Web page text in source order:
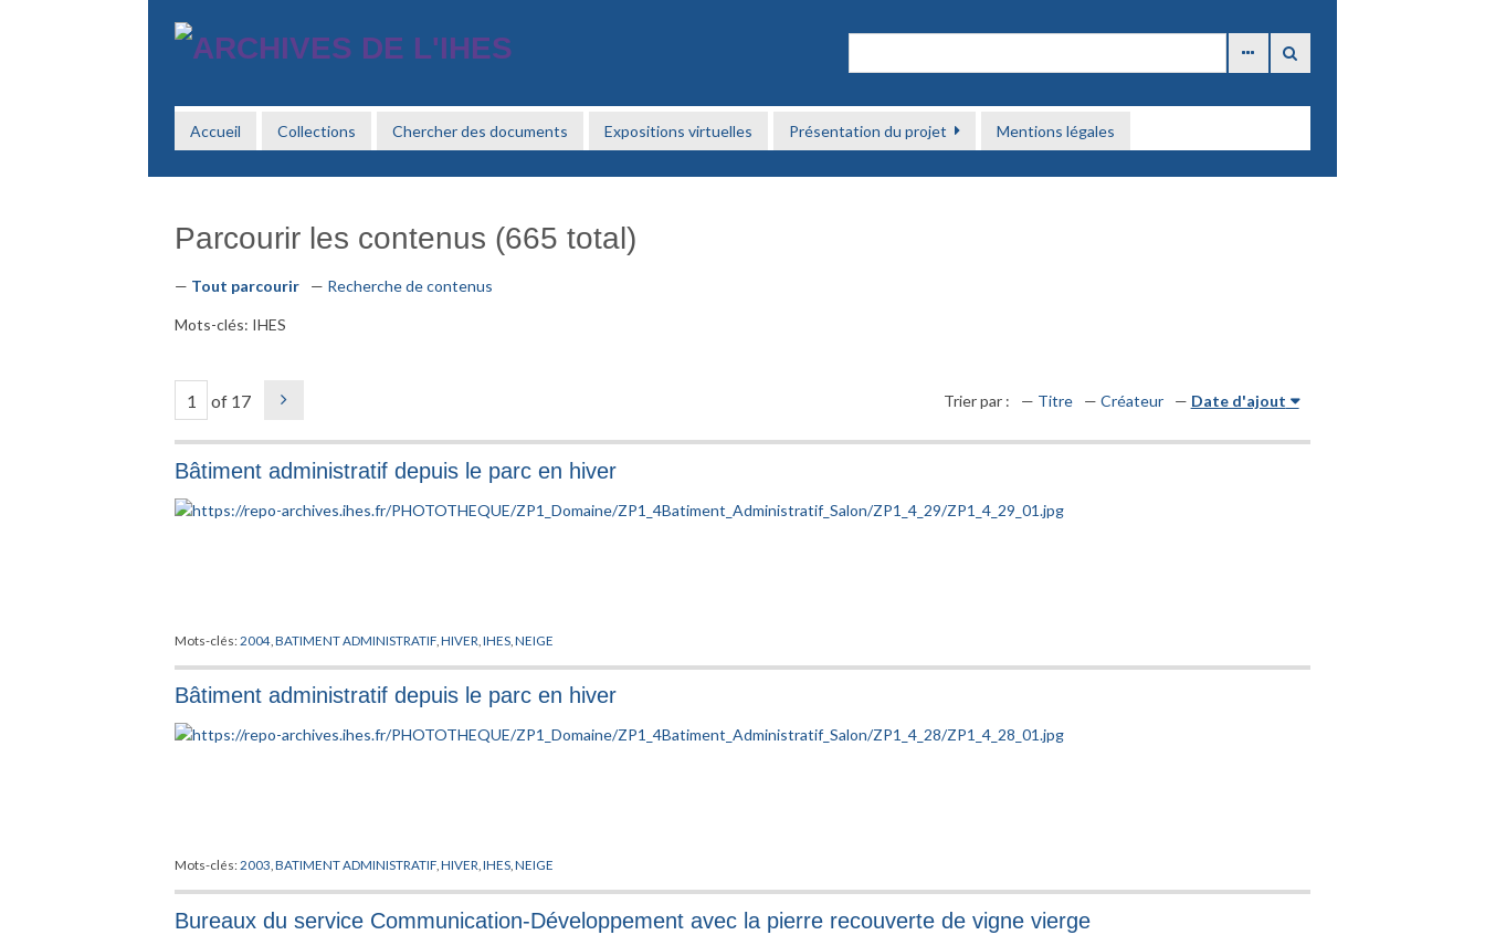
Accueil Collections Chercher des documents Expositions virtuelles Présentation du projet Mentions légales
Parcourir les contenus (665 total)
Tout parcourir Recherche de contenus
Mots-clés: IHES
of 17 Trier par : Titre Créateur Date d'ajout
Bâtiment administratif depuis le parc en hiver
Mots-clés: 2004 ,BATIMENT ADMINISTRATIF ,HIVER ,IHES ,NEIGE
Bâtiment administratif depuis le parc en hiver
Mots-clés: 2003 ,BATIMENT ADMINISTRATIF ,HIVER ,IHES ,NEIGE
Bureaux du service Communication-Développement avec la pierre recouverte de vigne vierge